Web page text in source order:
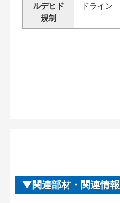
ルデヒド
規制
ドライン
関連部材・関連情報